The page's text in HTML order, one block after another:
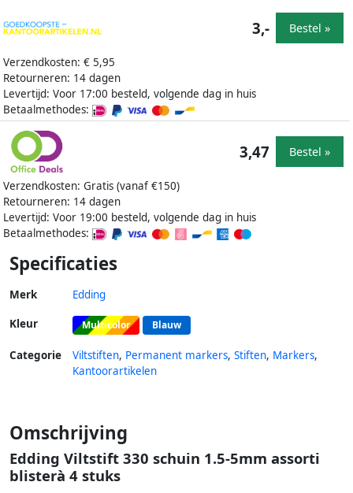
Verzendkosten: € 5,95
Retourneren: 14 dagen
Levertijd: Voor 17:00 besteld, volgende dag in huis
Betaalmethodes:
3,- Bestel »
Verzendkosten: Gratis (vanaf €150)
Retourneren: 14 dagen
Levertijd: Voor 19:00 besteld, volgende dag in huis
Betaalmethodes:
3,47 Bestel »
Specificaties
Merk Edding
Kleur Multicolor Blauw
Categorie Viltstiften, Permanent markers, Stiften, Markers,
Kantoorartikelen
Omschrijving
Edding Viltstift 330 schuin 1.5-5mm assorti
blisterà 4 stuks